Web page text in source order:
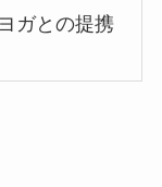
ガとの提携